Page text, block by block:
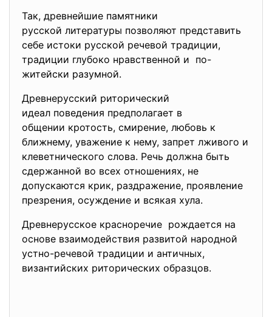
Так, древнейшие памятники
русской литературы позволяют представить
себе истоки русской речевой традиции,
традиции глубоко нравственной и по-
житейски разумной.
Древнерусский риторический
идеал поведения предполагает в
общении кротость, смирение, любовь к
ближнему, уважение к нему, запрет лживого и
клеветнического слова. Речь должна быть
сдержанной во всех отношениях, не
допускаются крик, раздражение, проявление
презрения, осуждение и всякая хула.
Древнерусское красноречие рождается на
основе взаимодействия развитой народной
устно-речевой традиции и античных,
византийских риторических образцов.